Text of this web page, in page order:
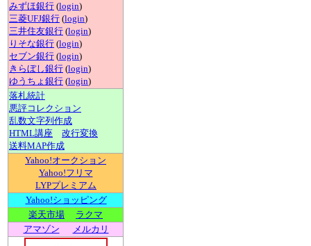
みずほ銀行 (login)
三菱UFJ銀行 (login)
三井住友銀行 (login)
りそな銀行 (login)
セブン銀行 (login)
きらぼし銀行 (login)
ゆうちょ銀行 (login)
落札統計
悪評コレクション
乱数文字列作成
HTML講座
改行変換
送料MAP作成
Yahoo!オークション
Yahoo!フリマ
LYPプレミアム
Yahoo!ショッピング
楽天市場
ラクマ
アマゾン
メルカリ